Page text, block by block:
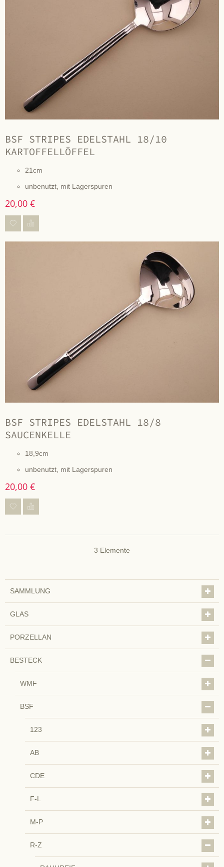
BSF STRIPES EDELSTAHL 18/10
KARTOFFELLÖFFEL
21cm
unbenutzt, mit Lagerspuren
20,00 €
BSF STRIPES EDELSTAHL 18/8
SAUCENKELLE
18,9cm
unbenutzt, mit Lagerspuren
20,00 €
3 Elemente
SAMMLUNG
GLAS
PORZELLAN
BESTECK
WMF
BSF
123
AB
CDE
F-L
M-P
R-Z